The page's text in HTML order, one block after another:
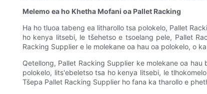
Melemo ea ho Khetha Mofani oa Pallet Racking
Ha ho tluoa tabeng ea litharollo tsa polokelo, Pallet
ho kenya litsebi, le tšehetso e tsoelang pele, Pallet
Racking Supplier e le molekane oa hau oa polokelo, o
Qetellong, Pallet Racking Supplier ke molekane oa
polokelo, lits'ebeletso tsa ho kenya litsebi, le
Tšepa Pallet Racking Supplier ho fana ka tharollo e